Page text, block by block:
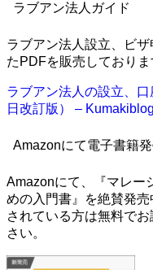
ラブアン法人ガイド
ラブアン法人設立、ビ
たPDFを販売しておりま
ラブアン法人の設立、
日改訂版） –
Amazonにて電子書籍発
Amazonにて、『マレー
めの入門書』を絶賛発
されている方は無料で
さい。